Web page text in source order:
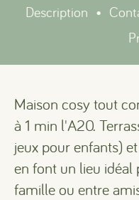
Description •
Maison cosy tout
à 1 min l'A20.
jeux pour enfants)
en font un lieu idéal
famille ou entre